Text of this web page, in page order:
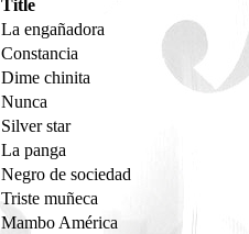
Title
La engañadora
Constancia
Dime chinita
Nunca
Silver star
La panga
Negro de sociedad
Triste muñeca
Mambo América